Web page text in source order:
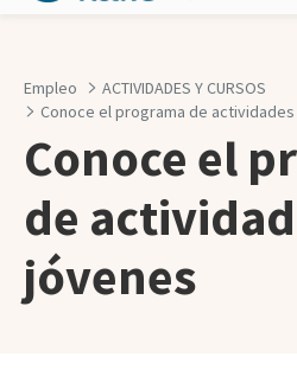
Empleo
ACTIVIDADES Y CURSOS
Conoce el
de
jóvenes